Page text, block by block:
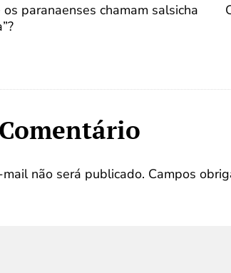
os paranaenses chamam salsicha
não será publicado. Campos